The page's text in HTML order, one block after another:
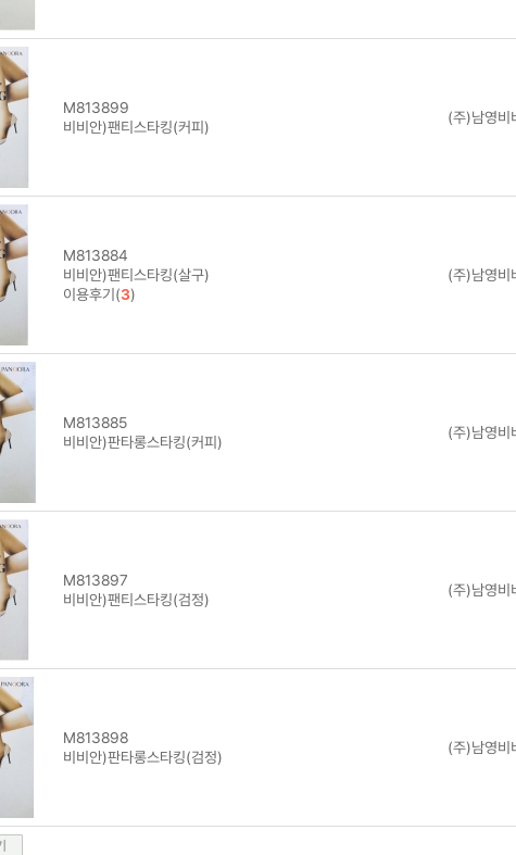
M813899
비비안)팬티스타킹(커피)
(주)남영비
M813884
비비안)팬티스타킹(살구)
이용후기(3)
(주)남영비
M813885
비비안)판타롱스타킹(커피)
(주)남영비
M813897
비비안)팬티스타킹(검정)
(주)남영비
M813898
비비안)판타롱스타킹(검정)
(주)남영비